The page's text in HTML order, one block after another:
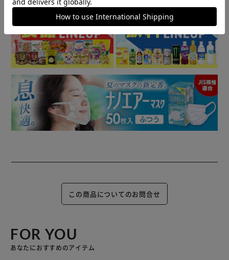
▼ 食品・飲料おすすめ ▼
この商品についてのお問合せ
FOR YOU
あなたにおすすめのアイテム